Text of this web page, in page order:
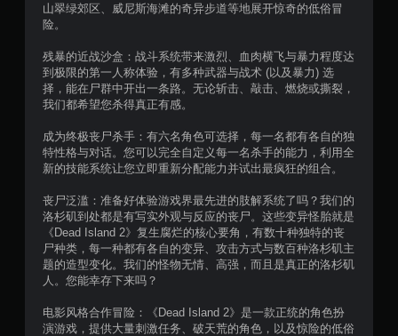
价
）
山翠绿郊区、威尼斯海滩的奇异步道等地展开惊奇的低俗冒
险。
残暴的近战沙盒：战斗系统带来激烈、血肉横飞与暴力程度达
到极限的第一人称体验，有多种武器与战术 (以及暴力) 选
择，能在尸群中开出一条路。无论斩击、敲击、燃烧或撕裂，
我们都希望您杀得真正有感。
成为终极丧尸杀手：有六名角色可选择，每一名都有各自的独
特性格与对话。您可以完全自定义每一名杀手的能力，利用全
新的技能系统让您立即重新分配能力并试出最疯狂的组合。
丧尸泛滥：准备好体验游戏界最先进的肢解系统了吗？我们的
洛杉矶到处都是有写实外观与反应的丧尸。这些变异怪胎就是
《Dead Island 2》复生腐烂的核心要角，有数十种独特的丧
尸种类，每一种都有各自的变异、攻击方式与数百种洛杉矶主
题的造型变化。我们的怪物无情、高强，而且是真正的洛杉矶
人。您能幸存下来吗？
电影风格合作冒险：《Dead Island 2》是一款正统的角色扮
演游戏，提供大量刺激任务、破天荒的角色，以及惊险的低俗